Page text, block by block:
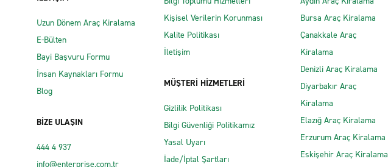
Uzun Dönem Araç Kiralama
E-Bülten
Bayi Başvuru Formu
İnsan Kaynakları Formu
Blog
BİZE ULAŞIN
444 4 937
info@enterprise.com.tr
Kişisel Verilerin Korunması
Kalite Politikası
İletişim
MÜŞTERİ HİZMETLERİ
Gizlilik Politikası
Bilgi Güvenliği Politikamız
Yasal Uyarı
İade/İptal Şartları
Bursa Araç Kiralama
Çanakkale Araç
Kiralama
Denizli Araç Kiralama
Diyarbakır Araç
Kiralama
Elazığ Araç Kiralama
Erzurum Araç Kiralama
Eskişehir Araç Kiralama